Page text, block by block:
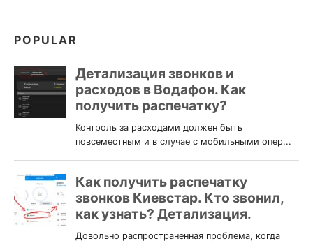
POPULAR